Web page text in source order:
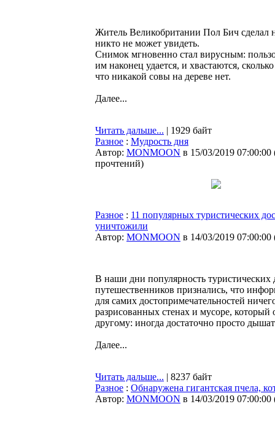
Житель Великобритании Пол Бич сделал
никто не может увидеть.
Снимок мгновенно стал вирусным:
им наконец удается, и хвастаются,
что никакой совы на дереве нет.
Далее...
Читать дальше... | 1929 байт
Разное : Мудрость дня
Автор: MONMOON в 15/03/2019 07:00:00
прочтений)
Разное : 11 популярных туристических
уничтожили
Автор: MONMOON в 14/03/2019 07:00:00
В наши дни популярность туристических
путешественников признались, что
для самих достопримечательностей
разрисованных стенах и мусоре,
другому: иногда достаточно просто
Далее...
Читать дальше... | 8237 байт
Разное : Обнаружена гигантская пчела,
Автор: MONMOON в 14/03/2019 07:00:00